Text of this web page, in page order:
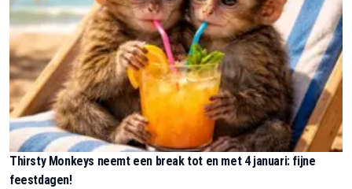
Thirsty Monkeys neemt een break tot en met 4 januari: fijne
feestdagen!